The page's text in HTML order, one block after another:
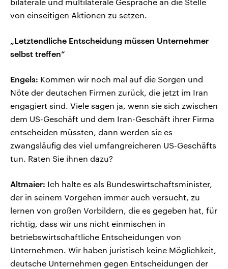
bilaterale und multilaterale Gespräche an die Stelle
von einseitigen Aktionen zu setzen.
„Letztendliche Entscheidung müssen Unternehmer
selbst treffen“
Engels: Kommen wir noch mal auf die Sorgen und
Nöte der deutschen Firmen zurück, die jetzt im Iran
engagiert sind. Viele sagen ja, wenn sie sich zwischen
dem US-Geschäft und dem Iran-Geschäft ihrer Firma
entscheiden müssten, dann werden sie es
zwangsläufig des viel umfangreicheren US-Geschäfts
tun. Raten Sie ihnen dazu?
Altmaier: Ich halte es als Bundeswirtschaftsminister,
der in seinem Vorgehen immer auch versucht, zu
lernen von großen Vorbildern, die es gegeben hat, für
richtig, dass wir uns nicht einmischen in
betriebswirtschaftliche Entscheidungen von
Unternehmen. Wir haben juristisch keine Möglichkeit,
deutsche Unternehmen gegen Entscheidungen der